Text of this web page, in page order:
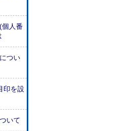
個人番
つい
印を設
いて